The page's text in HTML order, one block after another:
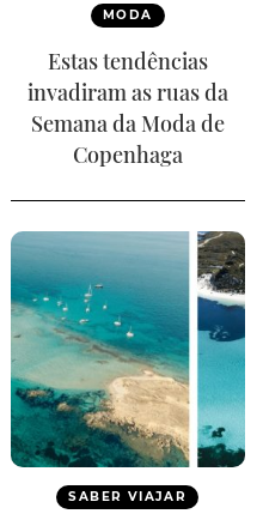
MODA
Estas tendências
invadiram as ruas da
Semana da Moda de
Copenhaga
SABER VIAJAR